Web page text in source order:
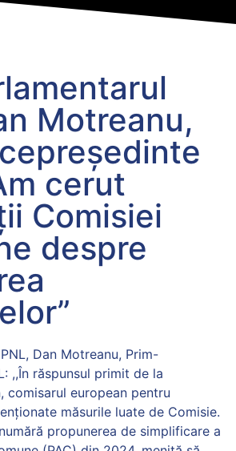
Motreanu,
cerut
Comisiei
despre
Dan Motreanu, Prim-
,,În răspunsul primit de la
comisarul european pentru
măsurile luate de Comisie.
propunerea de simplificare a